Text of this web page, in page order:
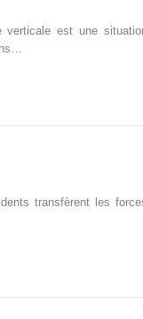
est une
transfèrent les